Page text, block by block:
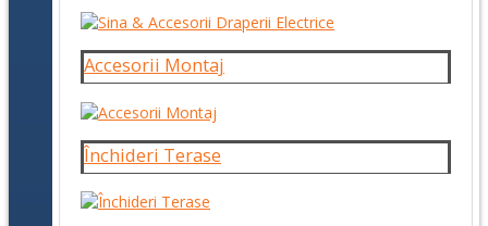
Accesorii Montaj
Închideri Terase